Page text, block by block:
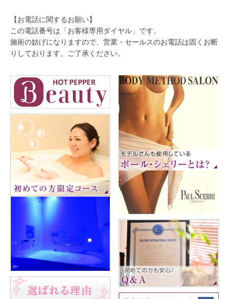
【お電話に関するお願い】
この電話番号は「お客様専用ダイヤル」です。
施術の妨げになりますので、営業・セールスのお電話は固くお断
りしております。ご了承ください。